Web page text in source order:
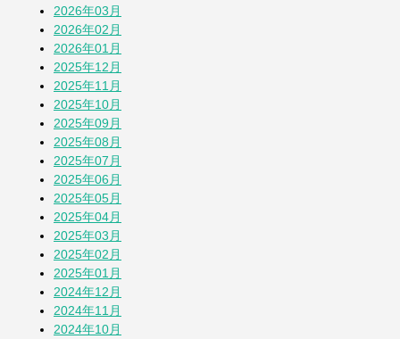
七夕2026
蚕(かいこ)が繭になるまでの授業
そら豆
「おばさん」は何歳まで？
2026年03月
2026年02月
2026年01月
2025年12月
2025年11月
2025年10月
2025年09月
2025年08月
2025年07月
2025年06月
2025年05月
2025年04月
2025年03月
2025年02月
2025年01月
2024年12月
2024年11月
2024年10月